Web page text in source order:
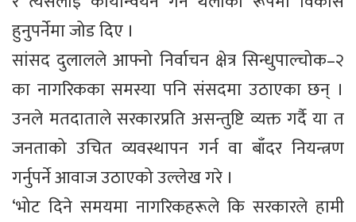
हुनुपर्नेमा जोड दिए ।
सांसद दुलालले आफ्नो निर्वाचन क्षेत्र सिन्धुपाल्चोक–२
का नागरिकका समस्या पनि संसदमा उठाएका छन् ।
उनले मतदाताले सरकारप्रति असन्तुष्टि व्यक्त गर्दै या त
जनताको उचित व्यवस्थापन गर्न वा बाँदर नियन्त्रण
गर्नुपर्ने आवाज उठाएको उल्लेख गरे ।
‘भोट दिने समयमा नागरिकहरूले कि सरकारले हामी